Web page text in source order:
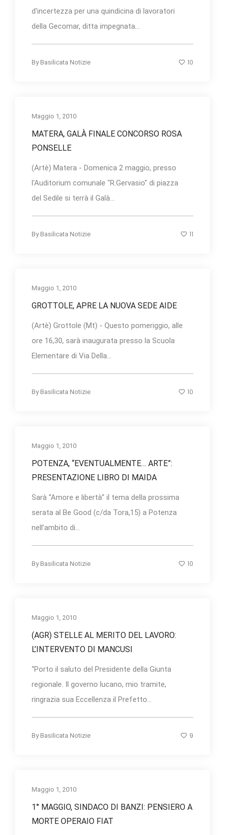
d'incertezza per una quindicina di lavoratori
della Gecomar, ditta impegnata...
By Basilicata Notizie 10
Maggio 1, 2010
MATERA, GALÀ FINALE CONCORSO ROSA
PONSELLE
(Artè) Matera - Domenica 2 maggio, presso
l'Auditorium comunale "R.Gervasio" di piazza
del Sedile si terrà il Galà...
By Basilicata Notizie 11
Maggio 1, 2010
GROTTOLE, APRE LA NUOVA SEDE AIDE
(Artè) Grottole (Mt) - Questo pomeriggio, alle
ore 16,30, sarà inaugurata presso la Scuola
Elementare di Via Della...
By Basilicata Notizie 10
Maggio 1, 2010
POTENZA, “EVENTUALMENTE… ARTE”:
PRESENTAZIONE LIBRO DI MAIDA
Sarà “Amore e libertà” il tema della prossima
serata al Be Good (c/da Tora,15) a Potenza
nell’ambito di...
By Basilicata Notizie 10
Maggio 1, 2010
(AGR) STELLE AL MERITO DEL LAVORO:
L’INTERVENTO DI MANCUSI
“Porto il saluto del Presidente della Giunta
regionale. Il governo lucano, mio tramite,
ringrazia sua Eccellenza il Prefetto...
By Basilicata Notizie 9
Maggio 1, 2010
1° MAGGIO, SINDACO DI BANZI: PENSIERO A
MORTE OPERAIO FIAT